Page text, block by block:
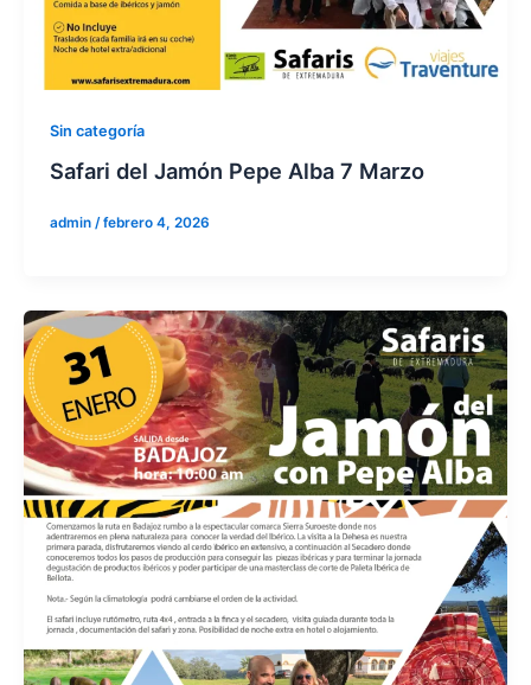
Sin categoría
Safari del Jamón Pepe Alba 7 Marzo
admin /febrero 4, 2026